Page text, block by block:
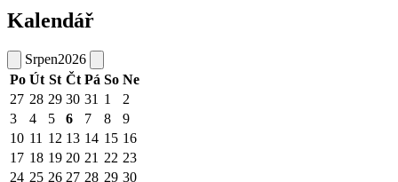
Kalendář
Srpen2026
Po Út St Čt Pá So Ne
27 28 29 30 31 1
2
3
4 5 6 7 8
9
10 11 12 13 14 15 16
17 18 19 20 21 22 23
24 25 26 27 28 29 30